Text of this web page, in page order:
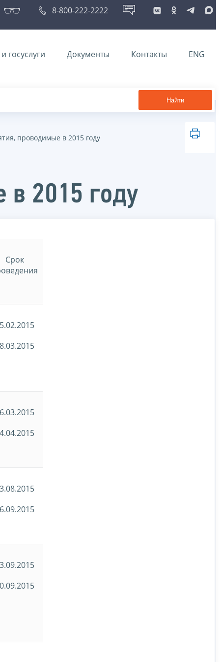
8-800-222-2222
госуслуги Документы Контакты ENG
Найти
проводимые в 2015 году
в 2015 году
Срок